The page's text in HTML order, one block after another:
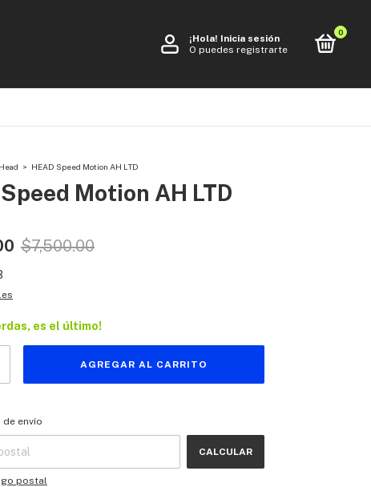
¡Hola! Inicia sesión
O puedes registrarte
0
Head > HEAD Speed Motion AH LTD
Motion AH LTD
$7,500.00
es el último!
CP:
de envío
CALCULAR
postal